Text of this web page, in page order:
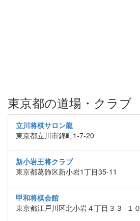
東京都の道場・クラブ
立川将棋サロン龍
東京都立川市錦町1-7-20
新小岩王将クラブ
東京都葛飾区新小岩1丁目35-11
甲和将棋会館
東京都江戸川区北小岩４丁目３３−１０